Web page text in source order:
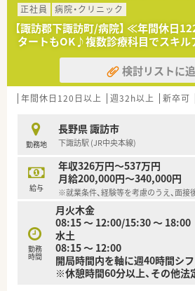
正社員
病院・クリニック
【諏訪郡下諏訪町/病院】 ≪年間休日
タートもOK♪複数診療科目でスキル
検討リストに
年間休日120日以上 週32h以上 新卒可
勤務地
長野県 諏訪市
下諏訪駅 (JR中央本線)
給与
年収326万円～537万円
月給200,000円～340,000円
※就業条件、経験等を考慮のうえ、面接
勤務
時間
月火木金
08:15 ～ 12:00/15:30 ～ 18:00
水土
08:15 ～ 12:00
開局時間内を軸に週40時間シ
※休憩時間60分以上、その他法